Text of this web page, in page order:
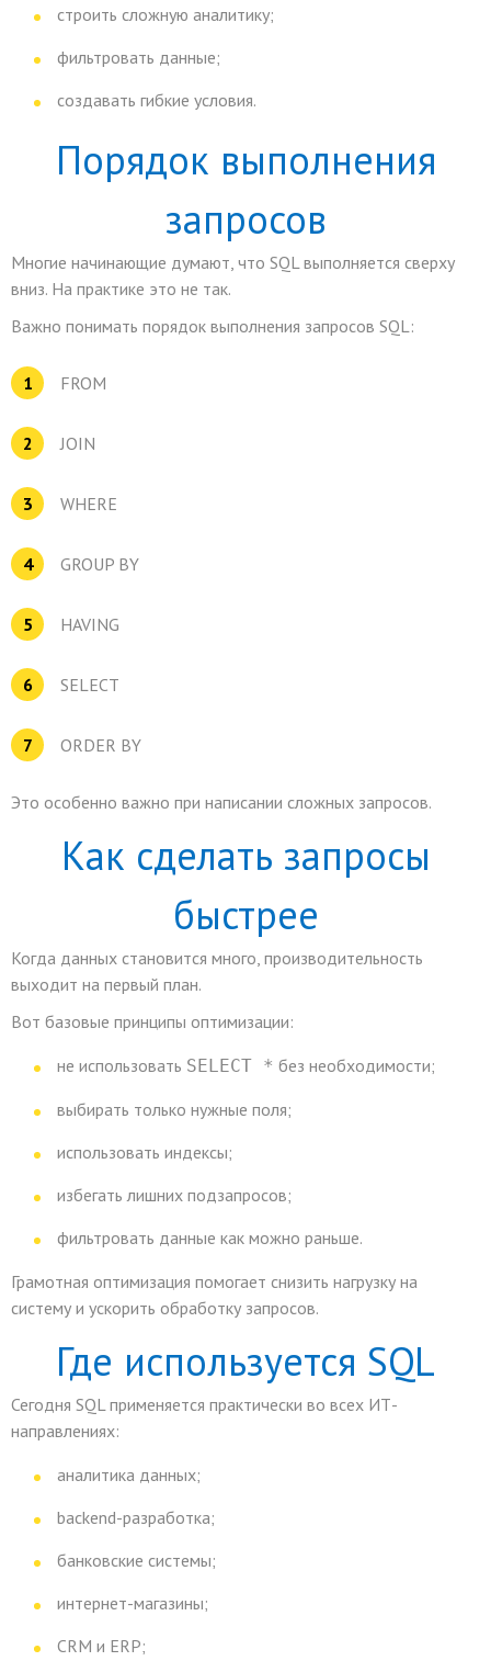
строить сложную аналитику;
фильтровать данные;
создавать гибкие условия.
Порядок выполнения
запросов
Многие начинающие думают, что SQL выполняется сверху
вниз. На практике это не так.
Важно понимать порядок выполнения запросов SQL:
FROM
JOIN
WHERE
GROUP BY
HAVING
SELECT
ORDER BY
Это особенно важно при написании сложных запросов.
Как сделать запросы
быстрее
Когда данных становится много, производительность
выходит на первый план.
Вот базовые принципы оптимизации:
не использовать SELECT * без необходимости;
выбирать только нужные поля;
использовать индексы;
избегать лишних подзапросов;
фильтровать данные как можно раньше.
Грамотная оптимизация помогает снизить нагрузку на
систему и ускорить обработку запросов.
Где используется SQL
Сегодня SQL применяется практически во всех ИТ-
направлениях:
аналитика данных;
backend-разработка;
банковские системы;
интернет-магазины;
CRM и ERP;